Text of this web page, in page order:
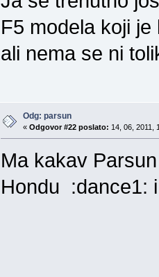
F5 modela koji
ali nema se ni
Odg: parsun
« Odgovor #22 poslato: 14, 06, 2011,
Ma kakav
Hondu :dance1: